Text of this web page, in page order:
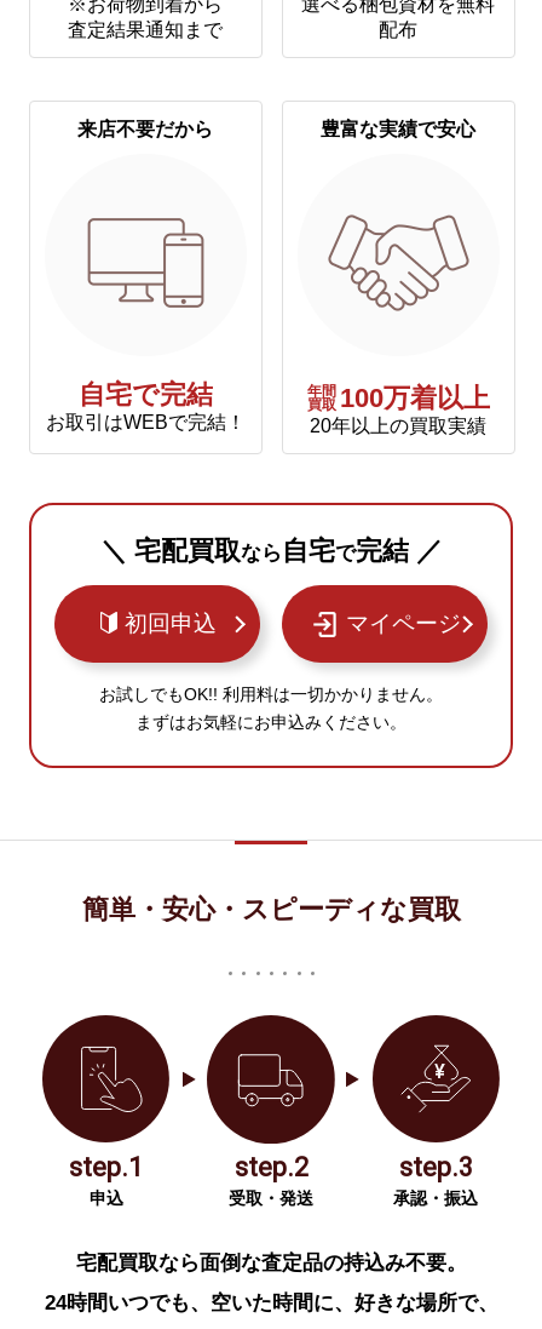
査定結果通知まで
配布
来店不要だから
自宅で完結
お取引はWEBで完結！
豊富な実績で安心
年間
買取 100万着以上
20年以上の買取実績
＼ 宅配買取なら 自宅で完結 ／
初回申込 マイページ
お試しでもOK!! 利用料は一切かかりません。
まずはお気軽にお申込みください。
簡単・安心・スピーディな買取
step.1
申込
step.2
受取・発送
step.3
承認・振込
宅配買取なら面倒な査定品の持込み不要。
24時間いつでも、空いた時間に、好きな場所で、